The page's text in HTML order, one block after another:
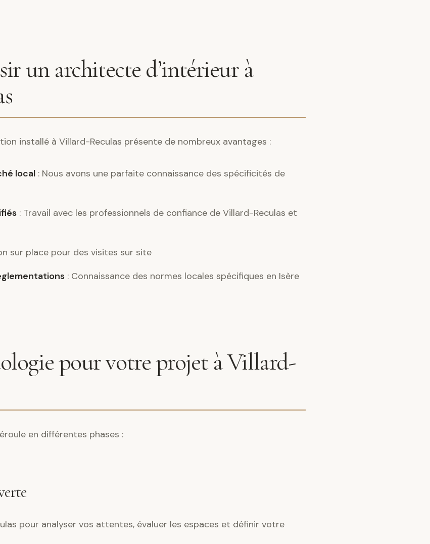
un architecte d’intérieur à
installé à Villard-Reculas présente de nombreux avantages :
local : Nous avons une parfaite connaissance des spécificités de
: Travail avec les professionnels de confiance de Villard-Reculas et
sur place pour des visites sur site
: Connaissance des normes locales spécifiques en Isère
pour votre projet à Villard-
en différentes phases :
pour analyser vos attentes, évaluer les espaces et définir votre